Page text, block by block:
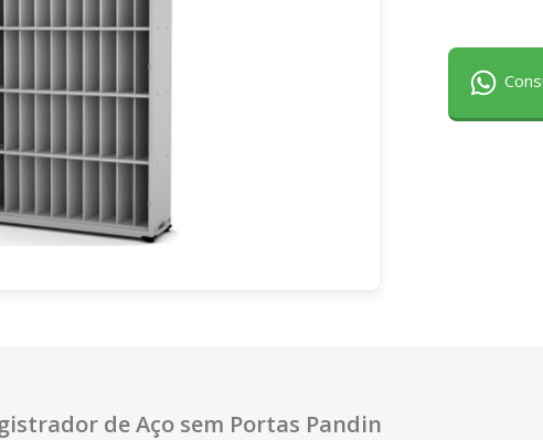
de Aço sem Portas Pandin